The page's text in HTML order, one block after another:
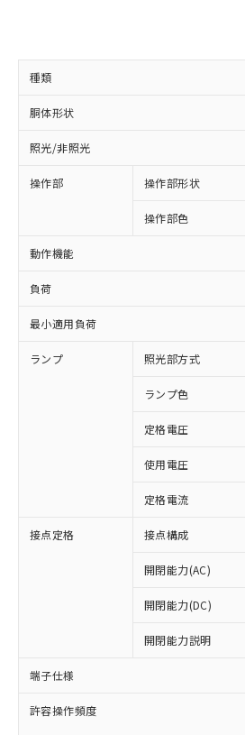
種類
胴体形状
照光/非照光
操作部 操作部形状
操作部色
動作機能
負荷
最小適用負荷
ランプ 照光部方式
ランプ色
定格電圧
使用電圧
定格電流
接点定格 接点構成
開閉能力(AC)
開閉能力(DC)
開閉能力説明
端子仕様
許容操作頻度
※1 対応状況
対応済み：EU RoHS指令